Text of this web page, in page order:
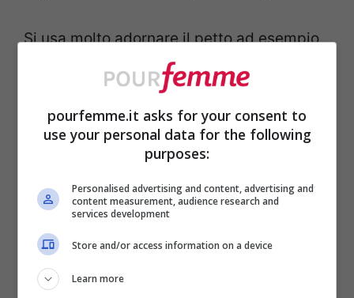
Si usa molto adornare il petto ad esempio
con motivi o disegni continuativi, con il
sole, il geco, la stella, la croce
marchesiana, il loto o la figura mitologica
È una zona sfruttata soprattutto per i
tatuaggi maschili, ma nulla vieta di
utilizzarla anche alle donne per maschere
frasi da tatuare
pourfemme.it asks for your consent to
use your personal data for the following
purposes:
Personalised advertising and content, advertising and
content measurement, audience research and
services development
Store and/or access information on a device
Learn more